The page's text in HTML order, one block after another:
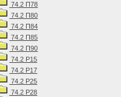
74.2 П78
74.2 П80
74.2 П84
74.2 П85
74.2 П90
74.2 Р15
74.2 Р17
74.2 Р25
74.2 Р28